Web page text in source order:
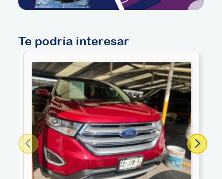
Te podría interesar